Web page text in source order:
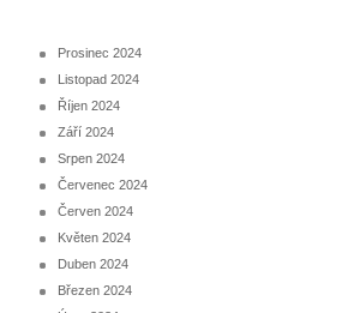
Prosinec 2024
Listopad 2024
Říjen 2024
Září 2024
Srpen 2024
Červenec 2024
Červen 2024
Květen 2024
Duben 2024
Březen 2024